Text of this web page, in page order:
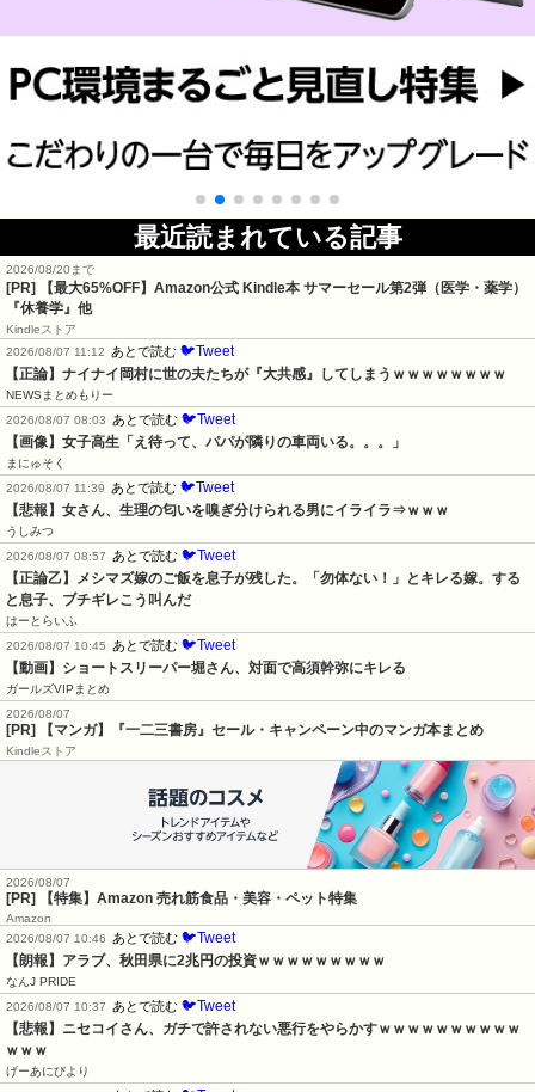
最近読まれている記事
2026/08/20まで
[PR]
【最大65%OFF】Amazon公式 Kindle本 サマーセール第2弾（医学・薬学）
『休養学』他
Kindleストア
2026/08/07 11:12
あとで読む 🐦Tweet
【正論】ナイナイ岡村に世の夫たちが『大共感』してしまうｗｗｗｗｗｗｗｗ
NEWSまとめもりー
2026/08/07 08:03
あとで読む 🐦Tweet
【画像】女子高生「え待って、パパが隣りの車両いる。。。」
まにゅそく
2026/08/07 11:39
あとで読む 🐦Tweet
【悲報】女さん、生理の匂いを嗅ぎ分けられる男にイライラ⇒ｗｗｗ
うしみつ
2026/08/07 08:57
あとで読む 🐦Tweet
【正論乙】メシマズ嫁のご飯を息子が残した。「勿体ない！」とキレる嫁。する
と息子、ブチギレこう叫んだ
はーとらいふ
2026/08/07 10:45
あとで読む 🐦Tweet
【動画】ショートスリーパー堀さん、対面で高須幹弥にキレる
ガールズVIPまとめ
2026/08/07
[PR] 【マンガ】『一二三書房』セール・キャンペーン中のマンガ本まとめ
Kindleストア
2026/08/07
[PR] 【特集】Amazon 売れ筋食品・美容・ペット特集
Amazon
2026/08/07 10:46
あとで読む 🐦Tweet
【朗報】アラブ、秋田県に2兆円の投資ｗｗｗｗｗｗｗｗｗ
なんJ PRIDE
2026/08/07 10:37
あとで読む 🐦Tweet
【悲報】ニセコイさん、ガチで許されない悪行をやらかすｗｗｗｗｗｗｗｗｗｗ
ｗｗｗ
げーあにびより